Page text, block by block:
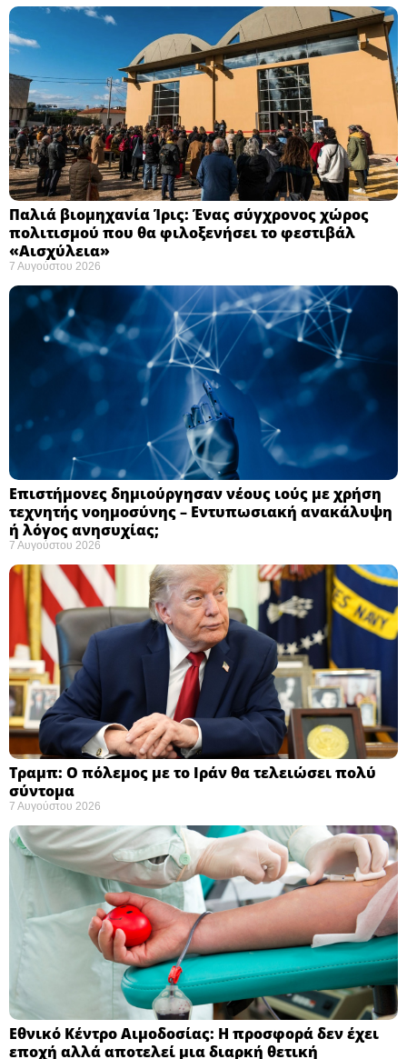
Παλιά βιομηχανία Ίρις: Ένας σύγχρονος χώρος
πολιτισμού που θα φιλοξενήσει το φεστιβάλ
«Αισχύλεια» ​
7 Αυγούστου 2026
Επιστήμονες δημιούργησαν νέους ιούς με χρήση
τεχνητής νοημοσύνης – Εντυπωσιακή ανακάλυψη
ή λόγος ανησυχίας; ​
7 Αυγούστου 2026
Τραμπ: Ο πόλεμος με το Ιράν θα τελειώσει πολύ
σύντομα ​
7 Αυγούστου 2026
Εθνικό Κέντρο Αιμοδοσίας: H προσφορά δεν έχει
εποχή αλλά αποτελεί μια διαρκή θετική